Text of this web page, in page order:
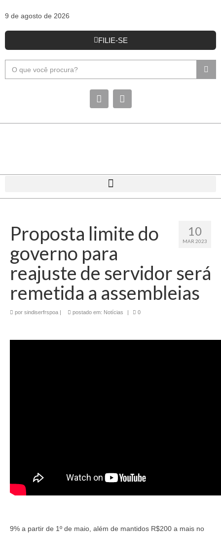
9 de agosto de 2026
FILIE-SE
10
MAR 2023
Proposta limite do
governo para
reajuste de servidor será
remetida a assembleias
por sindiserfrspoa | postado em: Notícias | 0
9% a partir de 1º de maio, além de mantidos R$200 a mais no